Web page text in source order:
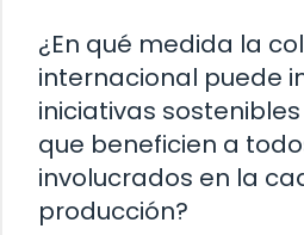
¿En qué medida la
internacional puede
iniciativas
que beneficien a
involucrados en la
producción?